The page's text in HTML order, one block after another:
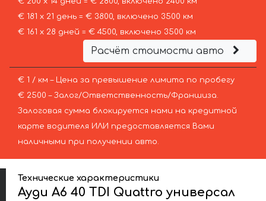
€ 181 х 21 день = € 3800, включено 3500 км
€ 161 х 28 дней = € 4500, включено 3500 км
Расчёт стоимости авто
€ 1 / км – Цена за превышение лимита по пробегу
€ 2500 – Залог/Ответственность/Франшиза.
Залоговая сумма блокируется нами на кредитной
карте водителя ИЛИ предоставляется Вами
наличными при получении авто.
Технические характеристики
Ауди A6 40 TDI Quattro универсал